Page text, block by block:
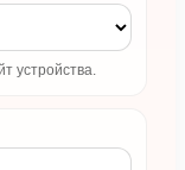
устройства.